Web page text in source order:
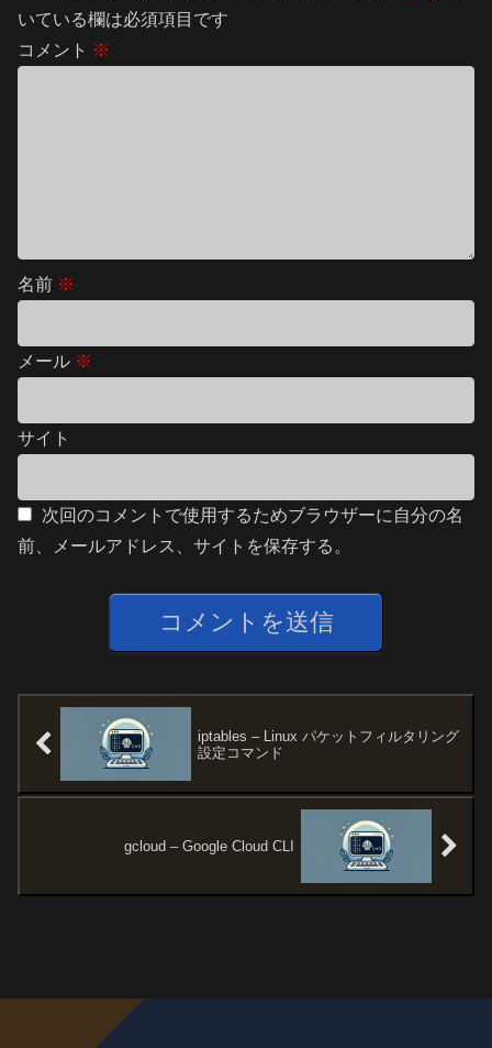
いている欄は必須項目です
コメント ※
名前 ※
メール ※
サイト
次回のコメントで使用するためブラウザーに自分の名
前、メールアドレス、サイトを保存する。
iptables – Linux パケットフィルタリング
設定コマンド
gcloud – Google Cloud CLI